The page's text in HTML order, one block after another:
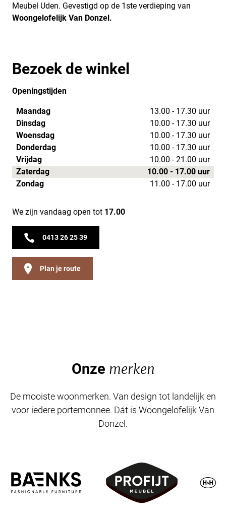
Meubel Uden. Gevestigd op de 1ste verdieping van
Woongelofelijk Van Donzel.
Bezoek de winkel
Openingstijden
Maandag
13.00 - 17.30 uur
Dinsdag
10.00 - 17.30 uur
Woensdag
10.00 - 17.30 uur
Donderdag
10.00 - 17.30 uur
Vrijdag
10.00 - 21.00 uur
Zaterdag
10.00 - 17.00 uur
Zondag
11.00 - 17.00 uur
We zijn vandaag open tot 17.00
0413 26 25 39
Plan je route
Onze merken
De mooiste woonmerken. Van design tot landelijk en
voor iedere portemonnee. Dát is Woongelofelijk Van
Donzel.